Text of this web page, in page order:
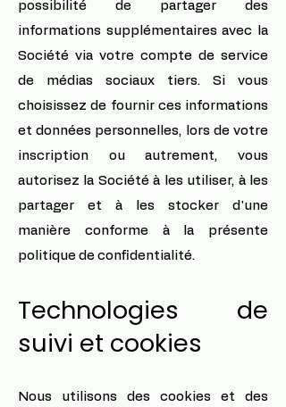
possibilité de partager des
informations supplémentaires avec la
Société via votre compte de service
de médias sociaux tiers. Si vous
choisissez de fournir ces informations
et données personnelles, lors de votre
inscription ou autrement, vous
autorisez la Société à les utiliser, à les
partager et à les stocker d'une
manière conforme à la présente
politique de confidentialité.
Technologies de
suivi et cookies
Nous utilisons des cookies et des